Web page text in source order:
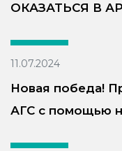
ОКАЗАТЬСЯ В
11.07.2024
Новая победа!
АГС с помощью